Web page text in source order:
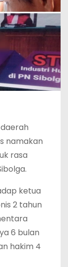
namakan
rasa
ketua
2 tahun
6 bulan
hakim 4